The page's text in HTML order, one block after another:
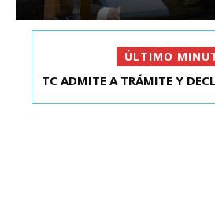
ÚLTIMO
EXDIPUTADO LAVÍN SALIÓ
TC ADMITE A TRÁMITE Y